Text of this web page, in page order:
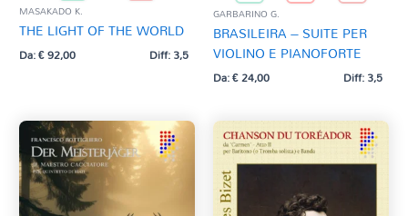
MASAKADO K.
THE LIGHT OF THE WORLD
Da:€92,00 Diff: 3,5
GARBARINO G.
BRASILEIRA – SUITE PER
VIOLINO E PIANOFORTE
Da:€24,00 Diff: 3,5